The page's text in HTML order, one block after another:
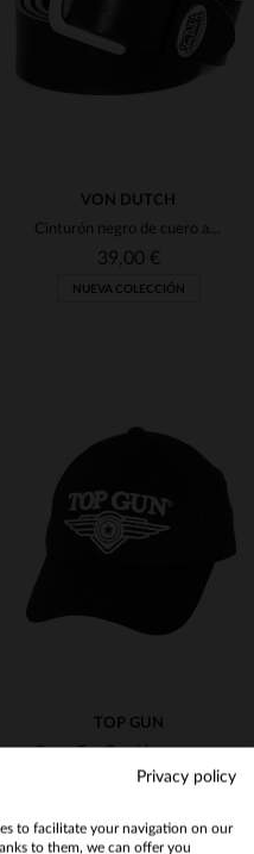
TALLAS DISPONIBLES
90 95 100
VON DUTCH
Cinturón negro de cuero auténtico
39,00 €
NUEVA COLECCIÓN
TOP GUN
Gorra Top Gun blanca y negra
35,00 €
to our English site?
Privacy policy
to facilitate your navigation on our
to them, we can offer you